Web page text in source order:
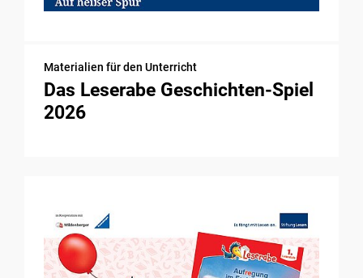
Materialien für den Unterricht
Das Leserabe Geschichten-Spiel
2026